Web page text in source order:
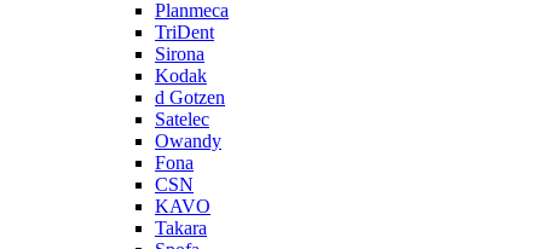
Planmeca
TriDent
Sirona
Kodak
d Gotzen
Satelec
Owandy
Fona
CSN
KAVO
Takara